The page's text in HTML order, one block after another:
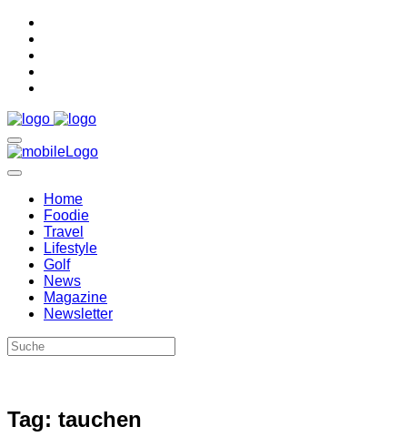
Home
Foodie
Travel
Lifestyle
Golf
News
Magazine
Newsletter
Tag: tauchen